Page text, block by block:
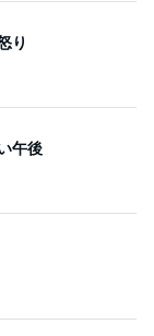
り
午後